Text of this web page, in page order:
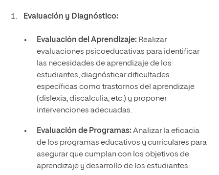
Evaluación y Diagnóstico:
Evaluación del Aprendizaje: Realizar
evaluaciones psicoeducativas para identificar
las necesidades de aprendizaje de los
estudiantes, diagnósticar dificultades
específicas como trastornos del aprendizaje
(dislexia, discalculia, etc.) y proponer
intervenciones adecuadas.
Evaluación de Programas: Analizar la eficacia
de los programas educativos y curriculares para
asegurar que cumplan con los objetivos de
aprendizaje y desarrollo de los estudiantes.